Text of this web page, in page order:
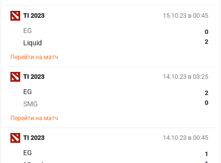
15.10.23 в 00:45
EG
Liquid
0
2
Перейти на матч
TI 2023
14.10.23 в 03:25
EG
SMG
2
0
Перейти на матч
TI 2023
14.10.23 в 00:45
EG
1
TI 2023